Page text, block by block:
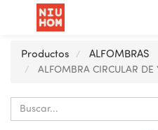
Productos
ALFOMBRAS
ALFOMBRA CIRCULAR DE